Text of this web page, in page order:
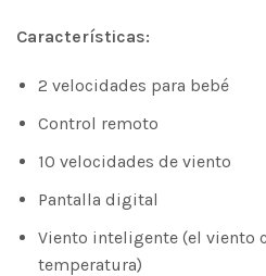
Características:
2 velocidades para bebé
Control remoto
10 velocidades de viento
Pantalla digital
Viento inteligente (el viento
temperatura)